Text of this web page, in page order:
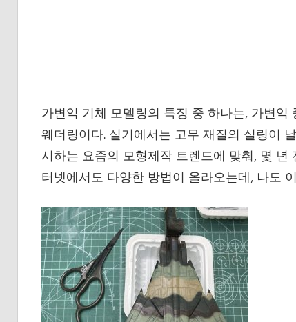
가변익 기체 모델링의 특징 중 하나는, 가변
웨더링이다. 실기에서는 고무 재질의 실링이
시하는 요즘의 모형제작 트렌드에 맞춰, 몇
터넷에서도 다양한 방법이 올라오는데, 나도